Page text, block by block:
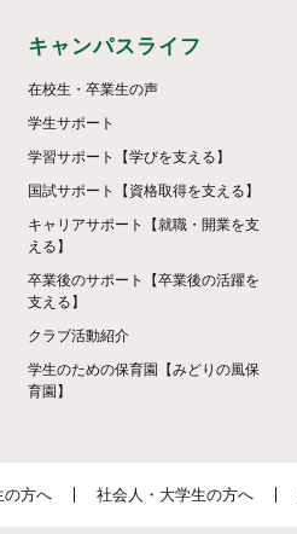
キャンパスライフ
在校生・卒業生の声
学生サポート
学習サポート【学びを支える】
国試サポート【資格取得を支える】
キャリアサポート【就職・開業を支
える】
卒業後のサポート【卒業後の活躍を
支える】
クラブ活動紹介
学生のための保育園【みどりの風保
育園】
の方へ 社会人・大学生の方へ